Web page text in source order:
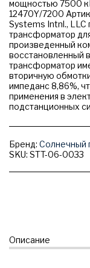
мощностью 7500
12470Y/7200
Systems Intnl., LLC
трансформатор
произведенный
восстановленный
трансформатор
вторичную
импеданс 8,86%,
применения в
подстанционных
Бренд: Солнечный
SKU: STT-06-0033
Описание